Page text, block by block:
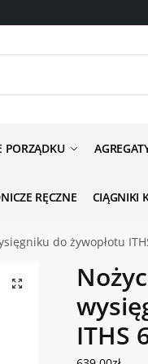
PORZĄDKU
RĘCZNE CIĄGNIKI
do żywopłotu
ITHS